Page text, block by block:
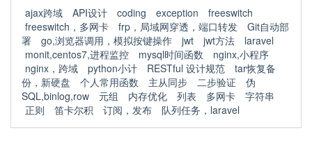
ajax跨域 API设计 coding exception
freeswitch
freeswitch，多网卡
frp，局域网穿透，端口转发
Git自动部
署
go,浏览器调用，模拟按键操作 jwt jwt方法
laravel
monit,centos7,进程监控
mysql时间函数
nginx,小程序
nginx，跨域
python小计 RESTful 设计规范
tar恢复备
份，新硬盘
个人常用函数 主从同步 二步验证
伪
SQL,binlog,row
元组 内存优化 列表 多网卡
字符串
正则
笛卡尔积 订阅，发布 队列任务，laravel